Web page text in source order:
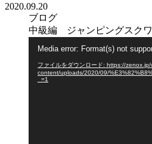
2020.09.20
ブログ
中級編 ジャンピングスクワ
Media error: Format(s) not
ファイルをダウンロード: https://zenox.jp/
content/uploads/2020/09/
_=1